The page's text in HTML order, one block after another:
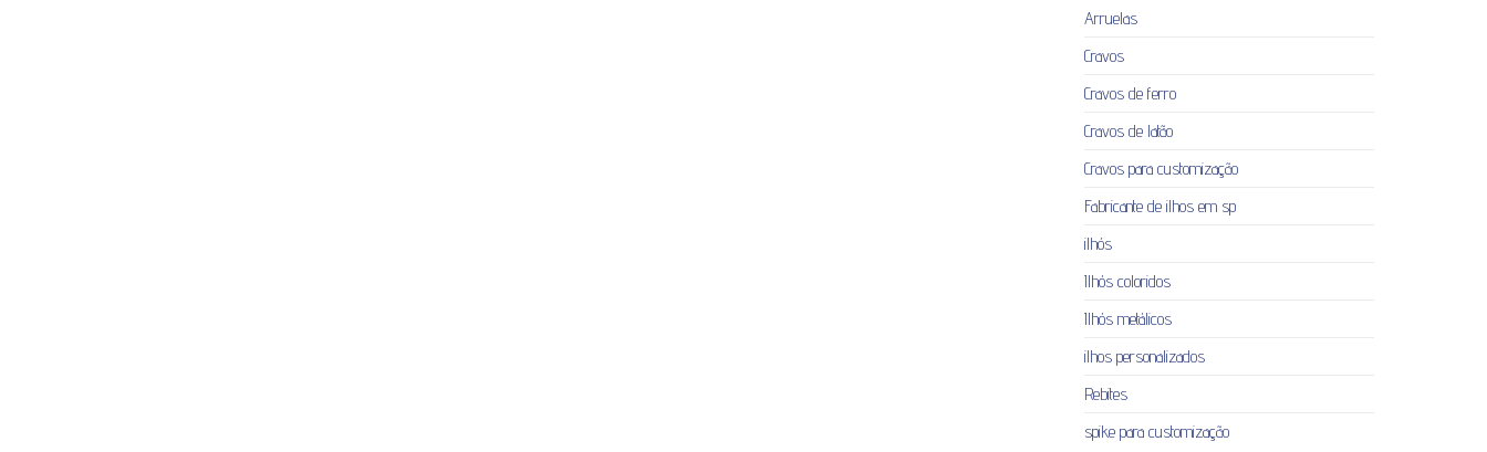
Arruelas
Cravos
Cravos de ferro
Cravos de latão
Cravos para customização
Fabricante de ilhos em sp
ilhós
Ilhós coloridos
Ilhós metálicos
ilhos personalizados
Rebites
spike para customização